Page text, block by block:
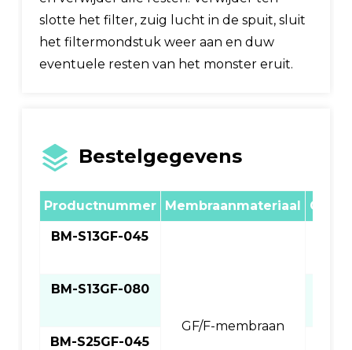
slotte het filter, zuig lucht in de spuit, sluit
het filtermondstuk weer aan en duw
eventuele resten van het monster eruit.
Bestelgegevens
Productnummer Membraanmateriaal
BM-S13GF-045
GF/F-membraan
BM-S13GF-080
BM-S25GF-045